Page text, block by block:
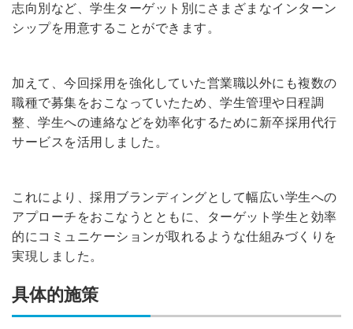
志向別など、学生ターゲット別にさまざまなインターン
シップを用意することができます。
加えて、今回採用を強化していた営業職以外にも複数の
職種で募集をおこなっていたため、学生管理や日程調
整、学生への連絡などを効率化するために新卒採用代行
サービスを活用しました。
これにより、採用ブランディングとして幅広い学生への
アプローチをおこなうとともに、ターゲット学生と効率
的にコミュニケーションが取れるような仕組みづくりを
実現しました。
具体的施策